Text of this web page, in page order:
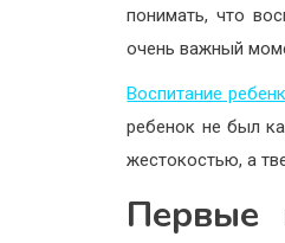
понимать, что
очень важный
Воспитание
ребенок не был
жестокостью, а
Первые